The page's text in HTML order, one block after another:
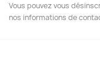
Vous pouvez vous
nos informations de